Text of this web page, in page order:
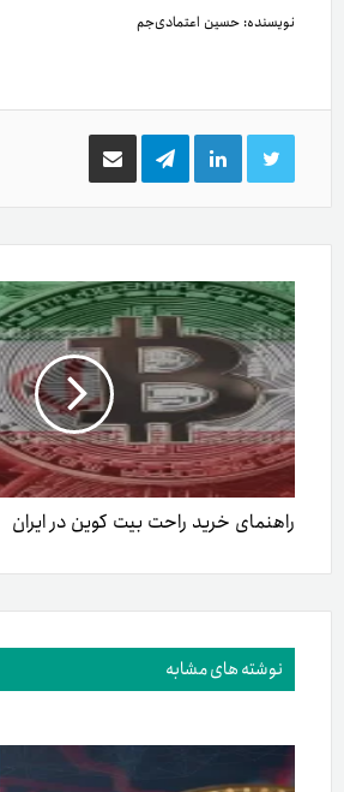
نویسنده: حسین اعتمادی‌جم
توییتر لینکدینتلگرام اشتراک
گذاری
ایمیل
راهنمای خرید راحت بیت کوین در ایران
نوشته های مشابه